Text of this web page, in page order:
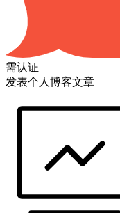
需认证
发表个人博客文章